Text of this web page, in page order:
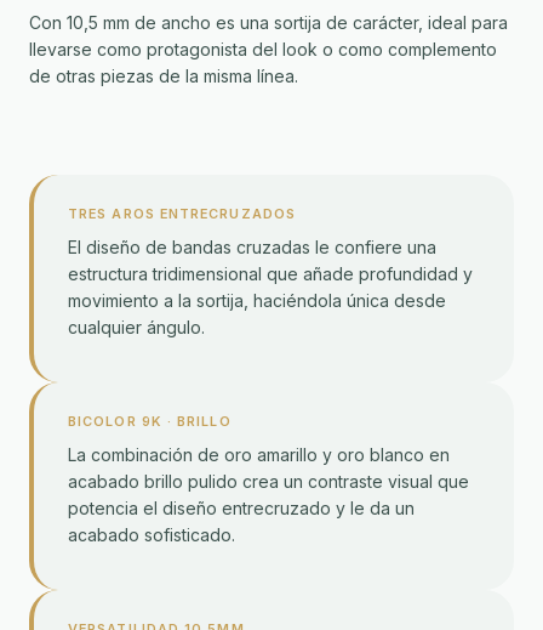
Con 10,5 mm de ancho es una sortija de carácter, ideal para
llevarse como protagonista del look o como complemento
de otras piezas de la misma línea.
TRES AROS ENTRECRUZADOS
El diseño de bandas cruzadas le confiere una
estructura tridimensional que añade profundidad y
movimiento a la sortija, haciéndola única desde
cualquier ángulo.
BICOLOR 9K · BRILLO
La combinación de oro amarillo y oro blanco en
acabado brillo pulido crea un contraste visual que
potencia el diseño entrecruzado y le da un
acabado sofisticado.